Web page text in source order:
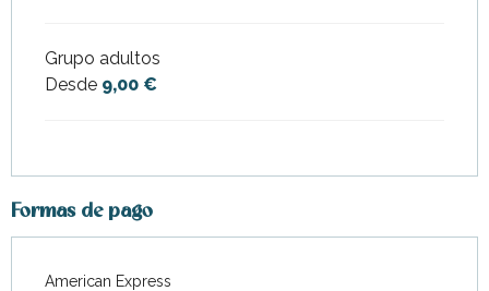
Grupo adultos
Desde 9,00 €
Formas de pago
American Express